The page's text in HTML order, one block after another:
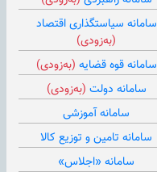
سامانه سیاستگذاری اقتصاد
(به‌زودی)
سامانه قوه قضایه (به‌زودی)
سامانه دولت (به‌زودی)
سامانه آموزشی
سامانه تامین و توزیع کالا
سامانه «اجلاس»